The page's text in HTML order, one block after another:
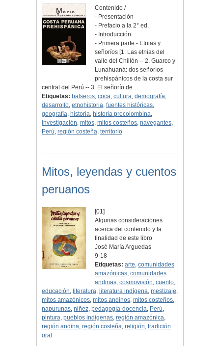
Contenido /
- Presentación
- Prefacio a la 2° ed.
- Introducción
- Primera parte - Etnias y
señoríos [1. Las etnias del
valle del Chillón -- 2. Guarco y
Lunahuaná: dos señoríos
prehispánicos de la costa sur
central del Perú -- 3. El señorío de…
Etiquetas: balseros, coca, cultura, demografía,
desarrollo, etnohistoria, fuentes históricas,
geografía, historia, historia precolombina,
investigación, mitos, mitos costeños, navegantes,
Perú, región costeña, territorio
Mitos, leyendas y cuentos
peruanos
[01]
Algunas consideraciones
acerca del contenido y la
finalidad de este libro
José María Arguedas
9-18
Etiquetas: arte,comunidades
amazónicas,comunidades
andinas,cosmovisión,cuento,
educación, literatura, literatura indígena, mestizaje,
mitos amazónicos, mitos andinos, mitos costeños,
napurunas, niñez, pedagogía-docencia, Perú,
pintura, pueblos indígenas, región amazónica,
región andina, región costeña, religión, tradición
oral